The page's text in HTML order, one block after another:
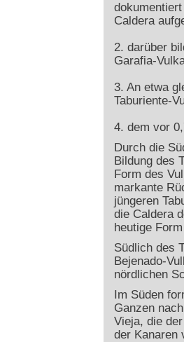
Caldera
2. darüber
Garafia-
3. An etwa
Taburiente-
4. dem vor
Durch die
Bildung des
Form des
markante
jüngeren
die Caldera
heutige
Südlich des
Bejenado-
nördlichen
Im Süden
Ganzen
Vieja, die
der Kanaren